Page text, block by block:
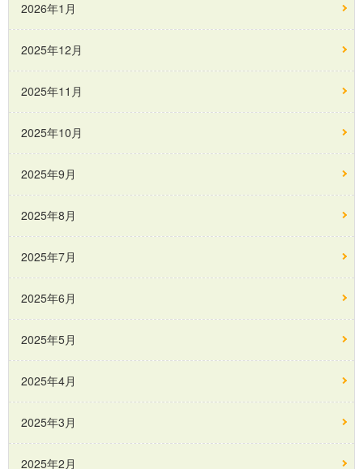
2026年1月
2025年12月
2025年11月
2025年10月
2025年9月
2025年8月
2025年7月
2025年6月
2025年5月
2025年4月
2025年3月
2025年2月